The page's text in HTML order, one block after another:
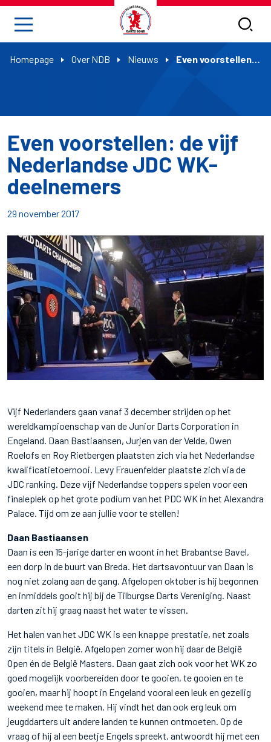
Homepage Over NDB Nieuws Even voorstellen: de vijf Nederlandse JDC WK-deelnemers
Even voorstellen: de vijf
Nederlandse JDC WK-
deelnemers
29 november 2017
Vijf Nederlanders gaan vanaf 3 december strijden op het
wereldkampioenschap van de Junior Darts Corporation in
Engeland. Daan Bastiaansen, Jurjen van der Velde, Owen
Roelofs en Roy Rietbergen plaatsten zich via het Nederlandse
kwalificatietoernooi. Levy Frauenfelder plaatste zich via de
JDC ranking. Deze vijf Nederlandse toppers spelen voor een
finaleplek op het grote podium van het PDC WK in het Alexandra
Palace. Tijd om ze aan jullie voor te stellen!
Daan Bastiaansen
Daan is een 15-jarige darter en woont in het Brabantse Bavel,
een dorp in de buurt van Breda. Het dartsavontuur van Daan is
nog niet zolang aan de gang. Afgelopen oktober is hij begonnen
en inmiddels gooit hij bij de Tilburgse Darts Vereniging. Naast
darten zit hij graag naast het water te vissen.
Het halen van het JDC WK is een knappe prestatie, net zoals
zijn titels in België. Afgelopen zomer won hij daar de België
Open én de België Masters. Daan gaat zich ook voor het WK zo
goed mogelijk voorbereiden door te gooien, te gooien en te
gooien, maar hij hoopt in Engeland vooral een leuk en gezellig
weekend mee te maken. Hij vindt het dan ook erg leuk om
jeugddarters uit andere landen te kunnen ontmoeten. Op de
vraag of hij al een beetje Engels spreekt, antwoordt hij met een